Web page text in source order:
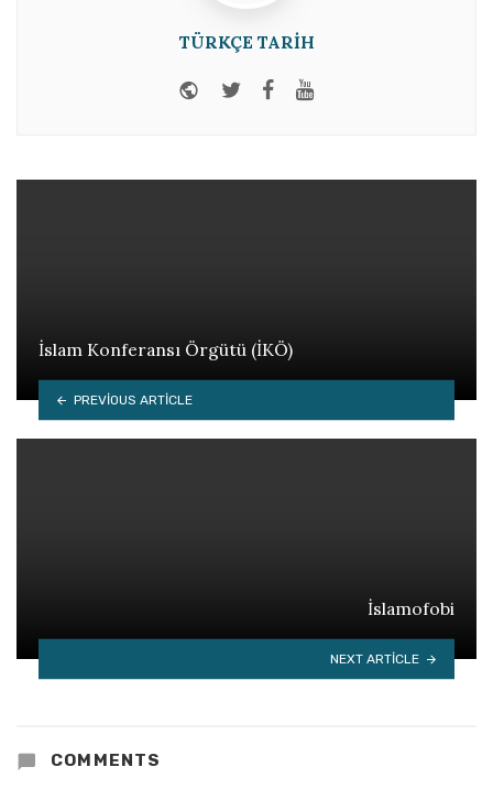
TÜRKÇE TARIH
Website
TwitterFacebook
İslam Konferansı Örgütü (İKÖ)
PREVIOUS ARTICLE
İslamofobi
NEXT ARTICLE
COMMENTS